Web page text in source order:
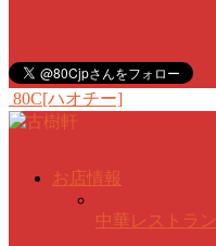
80C[ハオチー]
お店情報
中華レストラン